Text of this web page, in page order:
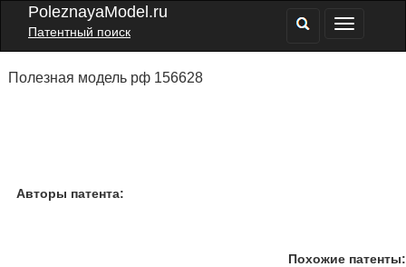
PoleznayaModel.ru
Патентный поиск
Полезная модель рф 156628
Авторы патента:
Похожие патенты: